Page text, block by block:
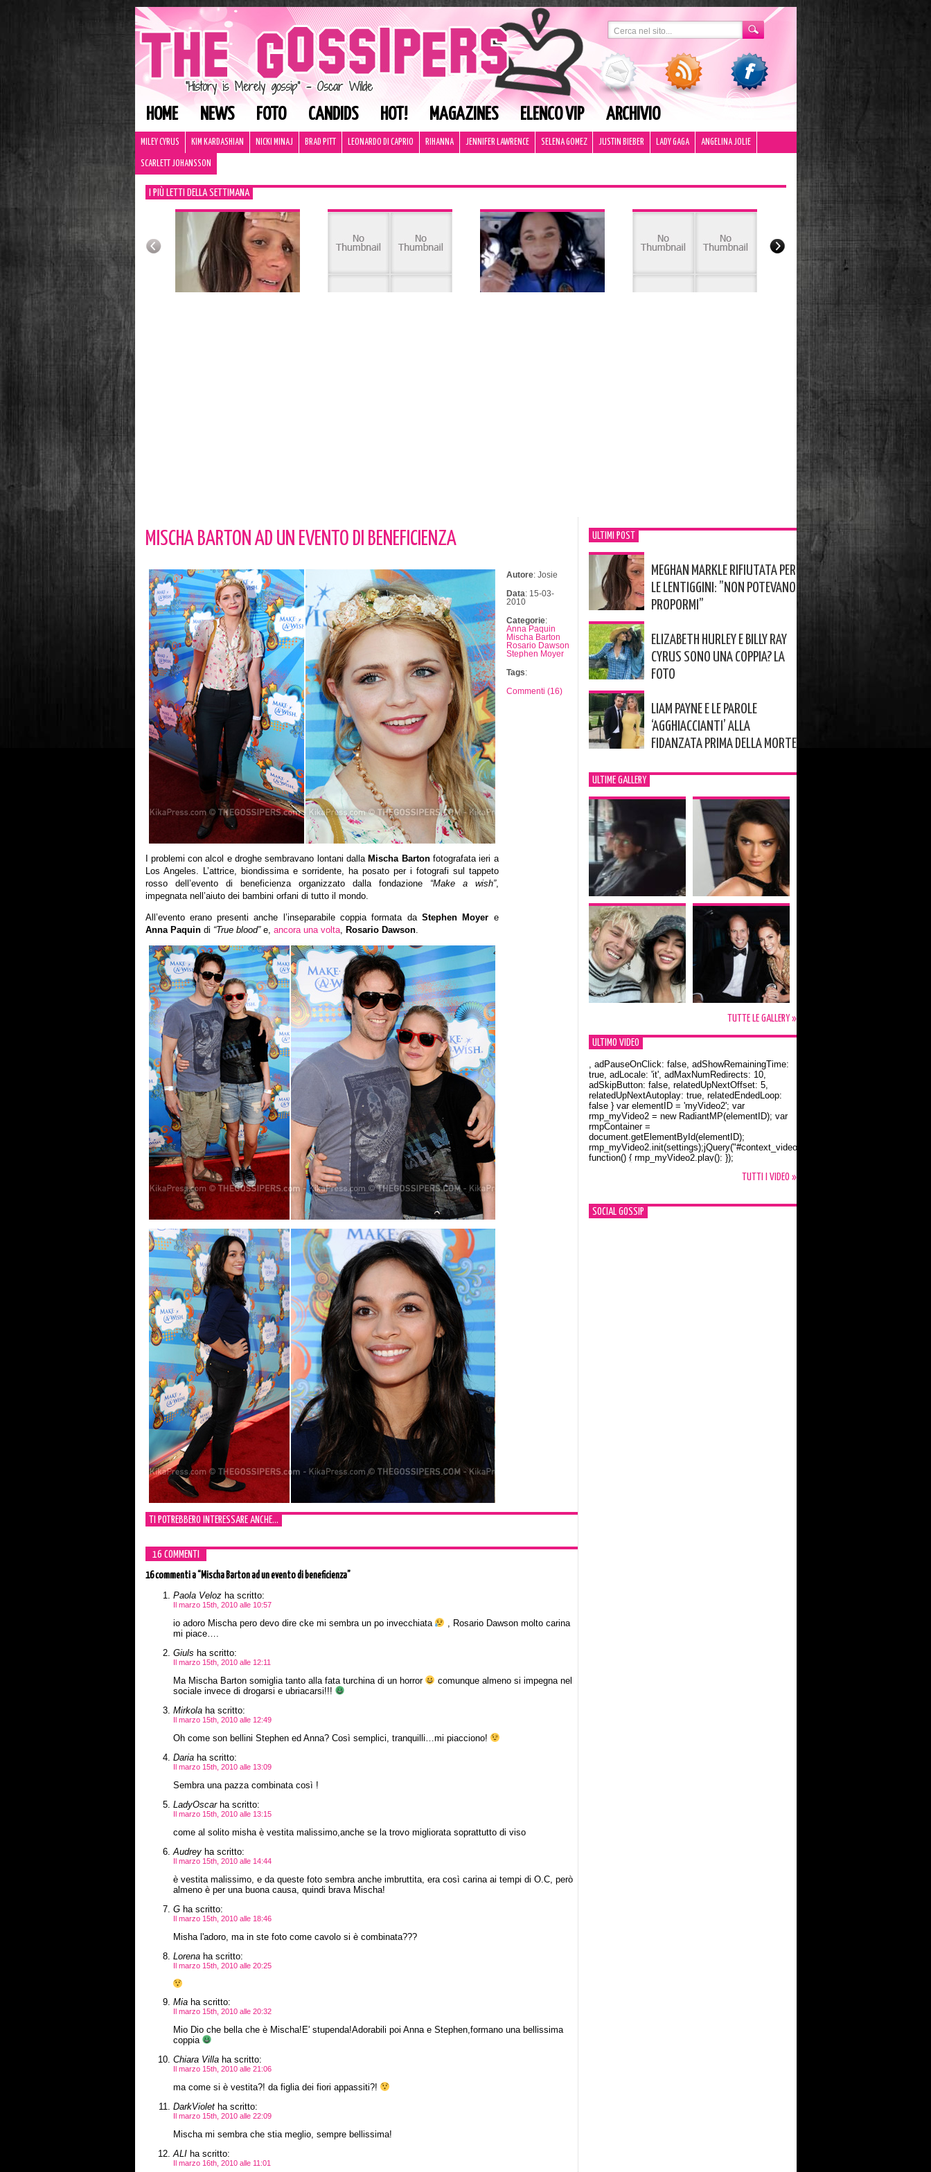
HOME NEWS FOTO CANDIDS HOT! MAGAZINES ELENCO VIP ARCHIVIO
MILEY CYRUS KIM KARDASHIAN NICKI MINAJ BRAD PITT LEONARDO DI CAPRIO RIHANNA JENNIFER LAWRENCE SELENA GOMEZ JUSTIN BIEBER LADY GAGA ANGELINA JOLIE
SCARLETT JOHANSSON
I PIÙ LETTI DELLA SETTIMANA
MISCHA BARTON AD UN EVENTO DI BENEFICIENZA
I problemi con alcol e droghe sembravano lontani dalla Mischa Bartonfotografata ieri a
Los Angeles. L’attrice, biondissima e sorridente, ha posato per i fotografi sul tappeto
rosso dell’evento di beneficienza organizzato dalla fondazione “Make a wish”,
impegnata nell’aiuto dei bambini orfani di tutto il mondo.
All’evento erano presenti anche l’inseparabile coppia formata da Stephen Moyer e
Anna Paquindi “True blood”e, ancora una volta, Rosario Dawson.
Autore: Josie
Data: 15-03-
2010
Categorie:
Anna Paquin
Mischa Barton
Rosario Dawson
Stephen Moyer
Tags:
Commenti (16)
TI POTREBBERO INTERESSARE ANCHE...
16 COMMENTI
16 commentia “Mischa Barton ad un evento di beneficienza”
Paola Velozha scritto:
Il marzo 15th, 2010 alle 10:57
io adoro Mischa pero devo dire cke mi sembra un po invecchiata
, Rosario Dawson molto carina
mi piace….
Giuls ha scritto:
Il marzo 15th, 2010 alle 12:11
Ma Mischa Barton somiglia tanto alla fata turchina di un horror
comunque almeno si impegna nel
sociale invece di drogarsi e ubriacarsi!!!
Mirkolaha scritto:
Il marzo 15th, 2010 alle 12:49
Oh come son bellini Stephen ed Anna? Così semplici, tranquilli…mi piacciono!
Dariaha scritto:
Il marzo 15th, 2010 alle 13:09
Sembra una pazza combinata così !
LadyOscarha scritto:
Il marzo 15th, 2010 alle 13:15
come al solito misha è vestita malissimo,anche se la trovo migliorata soprattutto di viso
Audreyha scritto:
Il marzo 15th, 2010 alle 14:44
è vestita malissimo, e da queste foto sembra anche imbruttita, era così carina ai tempi di O.C, però
almeno è per una buona causa, quindi brava Mischa!
Gha scritto:
Il marzo 15th, 2010 alle 18:46
Misha l'adoro, ma in ste foto come cavolo si è combinata???
Lorenaha scritto:
Il marzo 15th, 2010 alle 20:25
Miaha scritto:
Il marzo 15th, 2010 alle 20:32
Mio Dio che bella che è Mischa!E' stupenda!Adorabili poi Anna e Stephen,formano una bellissima
coppia
Chiara Villaha scritto:
Il marzo 15th, 2010 alle 21:06
ma come si è vestita?! da figlia dei fiori appassiti?!
DarkVioletha scritto:
Il marzo 15th, 2010 alle 22:09
Mischa mi sembra che stia meglio, sempre bellissima!
ALIha scritto:
Il marzo 16th, 2010 alle 11:01
ULTIMI POST
MEGHAN MARKLE RIFIUTATA PER
LE LENTIGGINI: ”NON POTEVANO
PROPORMI”
ELIZABETH HURLEY E BILLY RAY
CYRUS SONO UNA COPPIA? LA
FOTO
LIAM PAYNE E LE PAROLE
‘AGGHIACCIANTI’ ALLA
FIDANZATA PRIMA DELLA MORTE
ULTIME GALLERY
TUTTE LE GALLERY »
ULTIMO VIDEO
Orlando Bloom e la t-shirt dedicata a Flynn
, adPauseOnClick: false, adShowRemainingTime:
true, adLocale: 'it', adMaxNumRedirects: 10,
adSkipButton: false, relatedUpNextOffset: 5,
relatedUpNextAutoplay: true, relatedEndedLoop:
false } var elementID = 'myVideo2'; var
rmp_myVideo2 = new RadiantMP(elementID); var
rmpContainer =
document.getElementById(elementID);
rmp_myVideo2.init(settings);jQuery("#context_video2").one("mouseover",
function() { rmp_myVideo2.play(); });
TUTTI I VIDEO »
SOCIAL GOSSIP